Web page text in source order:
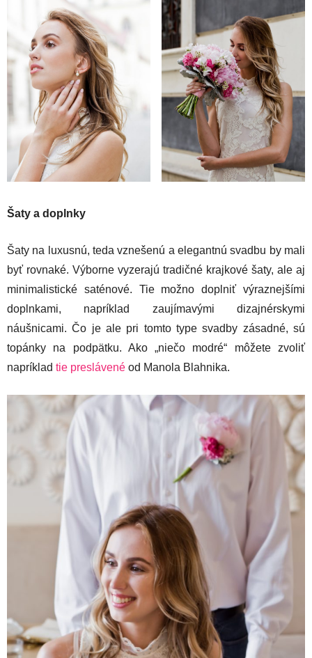
Šaty a doplnky
Šaty na luxusnú, teda vznešenú a elegantnú svadbu by mali
byť rovnaké. Výborne vyzerajú tradičné krajkové šaty, ale aj
minimalistické saténové. Tie možno doplniť výraznejšími
doplnkami, napríklad zaujímavými dizajnérskymi
náušnicami. Čo je ale pri tomto type svadby zásadné, sú
topánky na podpätku. Ako „niečo modré“ môžete zvoliť
napríklad tie preslávené od Manola Blahnika.